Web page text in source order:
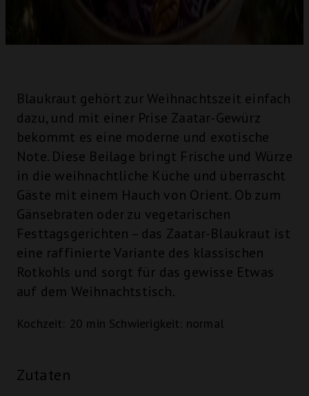
Blaukraut gehört zur Weihnachtszeit einfach
dazu, und mit einer Prise Zaatar-Gewürz
bekommt es eine moderne und exotische
Note. Diese Beilage bringt Frische und Würze
in die weihnachtliche Küche und überrascht
Gäste mit einem Hauch von Orient. Ob zum
Gänsebraten oder zu vegetarischen
Festtagsgerichten – das Zaatar-Blaukraut ist
eine raffinierte Variante des klassischen
Rotkohls und sorgt für das gewisse Etwas
auf dem Weihnachtstisch.
Kochzeit: 20 min Schwierigkeit: normal
Zutaten